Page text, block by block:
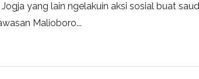
yang lain ngelakuin aksi sosial buat
Malioboro...